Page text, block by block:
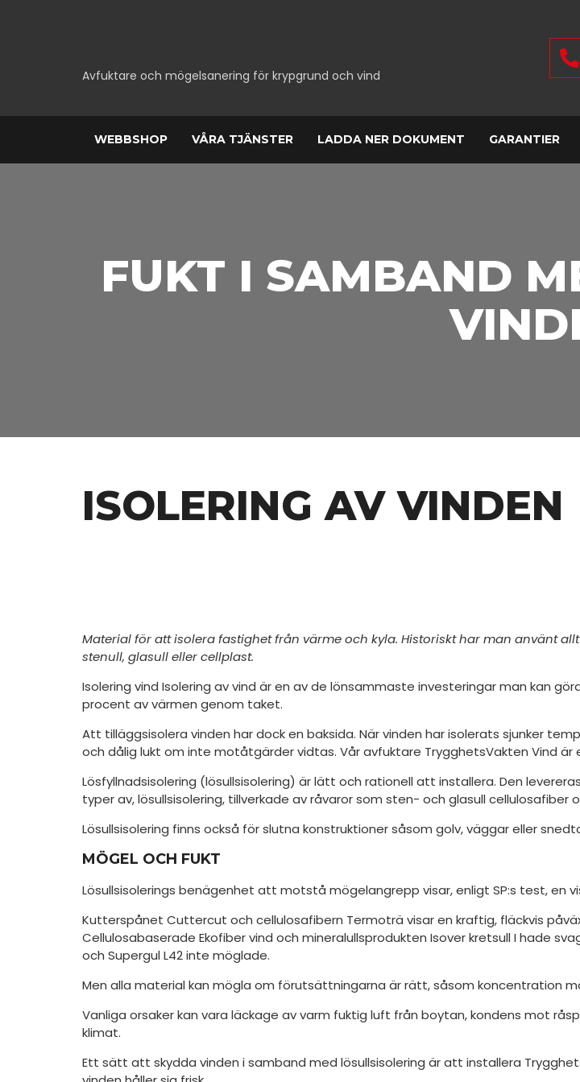
Avfuktare och mögelsanering för krypgrund och vind
WEBBSHOP VÅRA TJÄNSTER LADDA NER DOKUMENT GARANTIER
FUKT I SAMBAND
ISOLERING AV VINDEN
Material för att isolera fastighet från värme och kyla. Historiskt har man använt
stenull, glasull eller cellplast.
Isolering vind Isolering av vind är en av de lönsammaste investeringar man kan
procent av värmen genom taket.
Att tilläggsisolera vinden har dock en baksida. När vinden har isolerats sjunker
och dålig lukt om inte motåtgärder vidtas. Vår avfuktare TrygghetsVakten Vind är
Lösfyllnadsisolering (lösullsisolering) är lätt och rationell att installera. Den
typer av, lösullsisolering, tillverkade av råvaror som sten- och glasull cellulosafiber
Lösullsisolering finns också för slutna konstruktioner såsom golv, väggar eller
MÖGEL OCH FUKT
Lösullsisolerings benägenhet att motstå mögelangrepp visar, enligt SP:s test, en
Kutterspånet Cuttercut och cellulosafibern Termoträ visar en kraftig, fläckvis
Cellulosabaserade Ekofiber vind och mineralullsprodukten Isover kretsull I hade
och Supergul L42 inte möglade.
Men alla material kan mögla om förutsättningarna är rätt, såsom koncentration
Vanliga orsaker kan vara läckage av varm fuktig luft från boytan, kondens mot
klimat.
Ett sätt att skydda vinden i samband med lösullsisolering är att installera